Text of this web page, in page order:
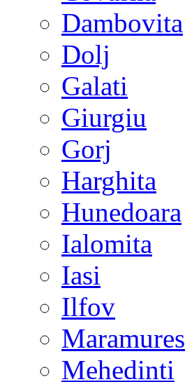
Dambovita
Dolj
Galati
Giurgiu
Gorj
Harghita
Hunedoara
Ialomita
Iasi
Ilfov
Maramures
Mehedinti